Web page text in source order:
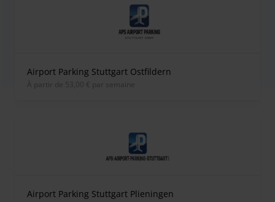
Airport Parking Stuttgart Ostfildern
À partir de 53,00 € par semaine
Airport Parking Stuttgart Plieningen